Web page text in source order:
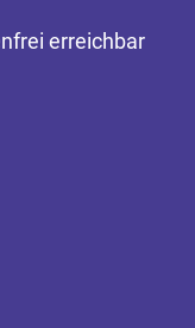
erreichbar